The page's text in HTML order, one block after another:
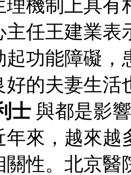
理機制上具有
主任王建業表
起功能障礙
好的夫妻生
士 與都是影
年來，越來越
關性。北京醫